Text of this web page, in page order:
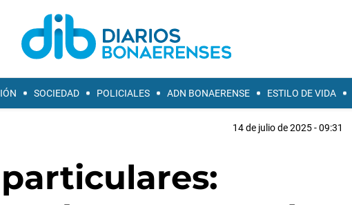
SOCIEDAD POLICIALES ADN BONAERENSE ESTILO DE VIDA
14 de julio de 2025 - 09:31